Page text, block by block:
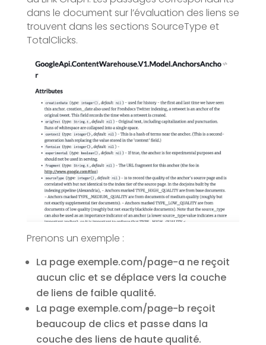
dans le document sur l’évaluation des liens se
trouvent dans les sections SourceType et
TotalClicks.
Prenons un exemple :
La page exemple.com/page-a ne reçoit
aucun clic et se déplace vers la couche
de liens de faible qualité.
La page exemple.com/page-b reçoit
beaucoup de clics et passe dans la
couche des liens de haute qualité.